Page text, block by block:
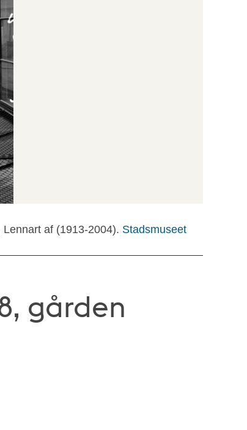
af (1913-2004). Stadsmuseet
gården